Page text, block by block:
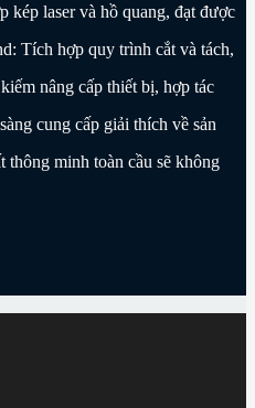
kép laser và hồ quang, đạt được
Tích hợp quy trình cắt và tách,
nâng cấp thiết bị, hợp tác
cung cấp giải thích về sản
minh toàn cầu sẽ không